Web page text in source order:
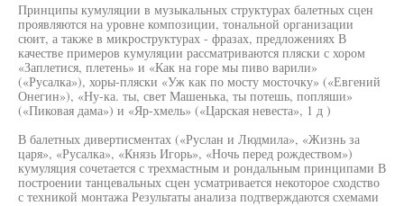
Принципы кумуляции в музыкальных структурах балетных сцен
проявляются на уровне композиции, тональной организации
сюит, а также в микроструктурах - фразах, предложениях В
качестве примеров кумуляции рассматриваются пляски с хором
«Заплетися, плетень» и «Как на горе мы пиво варили»
(«Русалка»), хоры-пляски «Уж как по мосту мосточку» («Евгений
Онегин»), «Ну-ка. ты, свет Машенька, ты потешь, попляши»
(«Пиковая дама») и «Яр-хмель» («Царская невеста», 1 д )
В балетных дивертисментах («Руслан и Людмила», «Жизнь за
царя», «Русалка», «Князь Игорь», «Ночь перед рождеством»)
кумуляция сочетается с трехмастным и рондальным принципами В
построении танцевальных сцен усматривается некоторое сходство
с техникой монтажа Результаты анализа подтверждаются схемами